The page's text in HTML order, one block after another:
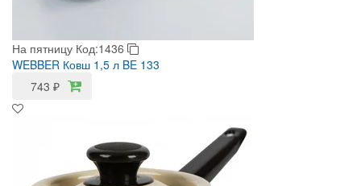
На пятницу Код:1436
WEBBER Ковш 1,5 л BE 133
743 ₽